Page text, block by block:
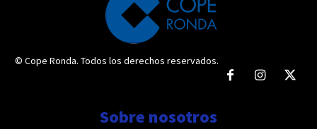
© Cope Ronda. Todos los derechos reservados.
Sobre nosotros